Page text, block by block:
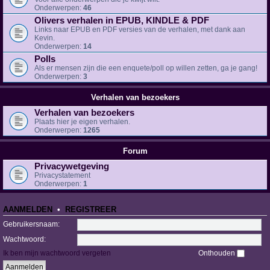
Onderwerpen: 46
Olivers verhalen in EPUB, KINDLE & PDF
Links naar EPUB en PDF versies van de verhalen, met dank aan
Kevin.
Onderwerpen: 14
Polls
Als er mensen zijn die een enquete/poll op willen zetten, ga je gang!
Onderwerpen: 3
Verhalen van bezoekers
Verhalen van bezoekers
Plaats hier je eigen verhalen.
Onderwerpen: 1265
Forum
Privacywetgeving
Privacystatement
Onderwerpen: 1
AANMELDEN • REGISTREER
Gebruikersnaam:
Wachtwoord:
Ik ben mijn wachtwoord vergeten
Onthouden